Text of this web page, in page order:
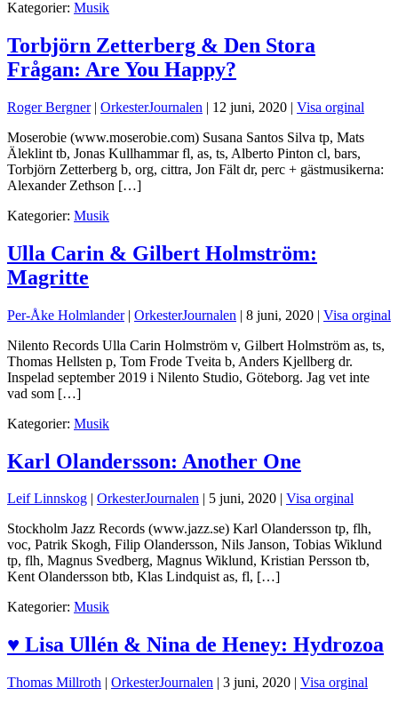
Kategorier: Musik
Torbjörn Zetterberg & Den Stora
Frågan: Are You Happy?
Roger Bergner | OrkesterJournalen | 12 juni, 2020 | Visa orginal
Moserobie (www.moserobie.com) Susana Santos Silva tp, Mats
Äleklint tb, Jonas Kullhammar fl, as, ts, Alberto Pinton cl, bars,
Torbjörn Zetterberg b, org, cittra, Jon Fält dr, perc + gästmusikerna:
Alexander Zethson […]
Kategorier: Musik
Ulla Carin & Gilbert Holmström:
Magritte
Per-Åke Holmlander | OrkesterJournalen | 8 juni, 2020 | Visa orginal
Nilento Records Ulla Carin Holmström v, Gilbert Holmström as, ts,
Thomas Hellsten p, Tom Frode Tveita b, Anders Kjellberg dr.
Inspelad september 2019 i Nilento Studio, Göteborg. Jag vet inte
vad som […]
Kategorier: Musik
Karl Olandersson: Another One
Leif Linnskog | OrkesterJournalen | 5 juni, 2020 | Visa orginal
Stockholm Jazz Records (www.jazz.se) Karl Olandersson tp, flh,
voc, Patrik Skogh, Filip Olandersson, Nils Janson, Tobias Wiklund
tp, flh, Magnus Svedberg, Magnus Wiklund, Kristian Persson tb,
Kent Olandersson btb, Klas Lindquist as, fl, […]
Kategorier: Musik
♥ Lisa Ullén & Nina de Heney: Hydrozoa
Thomas Millroth | OrkesterJournalen | 3 juni, 2020 | Visa orginal